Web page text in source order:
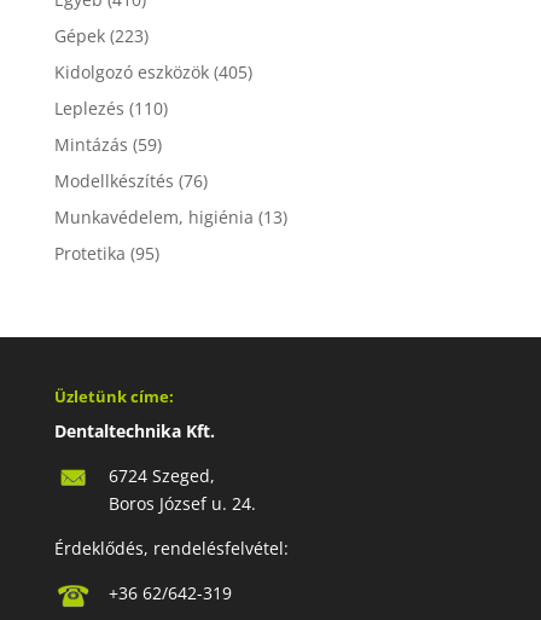
Gépek (223)
Kidolgozó eszközök (405)
Leplezés (110)
Mintázás (59)
Modellkészítés (76)
Munkavédelem, higiénia (13)
Protetika (95)
Üzletünk címe:
Dentaltechnika Kft.
6724 Szeged,
Boros József u. 24.
Érdeklődés, rendelésfelvétel:
+36 62/642-319